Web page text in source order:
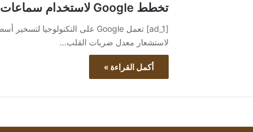
تخطط Google لاستخدام سماعات الأذن ANC لاستشعار معدل ضربات القلب
لاستشعار معدل ضربات القلب…
أكمل القراءة »